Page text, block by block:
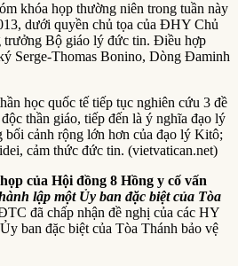
khóa họp thường niên trong tuần này
dưới quyền chủ tọa của ĐHY Chủ
trưởng Bộ giáo lý đức tin. Điều hợp
Serge-Thomas Bonino, Dòng Đaminh
học quốc tế tiếp tục nghiên cứu 3 đề
thần giáo, tiếp đến là ý nghĩa đạo lý
cảnh rộng lớn hơn của đạo lý Kitô;
cảm thức đức tin. (vietvatican.net)
của Hội đồng 8 Hồng y cố vấn
lập một Ủy ban đặc biệt của Tòa
đã chấp nhận đề nghị của các HY
ban đặc biệt của Tòa Thánh bảo vệ